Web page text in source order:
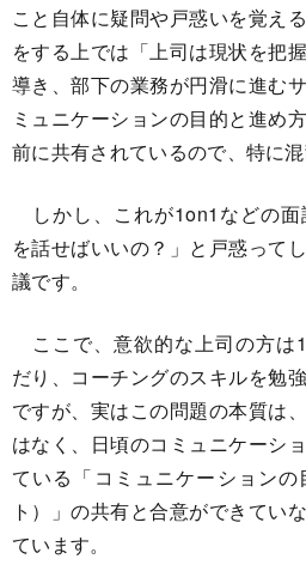
こと自体に疑問や戸惑いを覚え
をする上では「上司は現状を把
導き、部下の業務が円滑に進む
ミュニケーションの目的と進め
前に共有されているので、特に混
しかし、これが1on1などの
を話せばいいの？」と戸惑って
議です。
ここで、意欲的な上司の方は
だり、コーチングのスキルを勉
ですが、実はこの問題の本質は
はなく、日頃のコミュニケーシ
ている「コミュニケーション
ト）」の共有と合意ができてい
ています。